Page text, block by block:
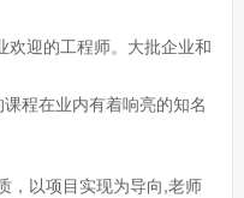
迎的工程师。大批企业和
程在业内有着响亮的知名
以项目实现为导向,老师